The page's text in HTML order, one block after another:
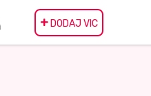
+ DODAJ VIC